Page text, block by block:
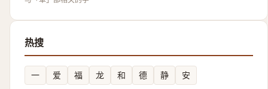
热搜
一 爱 福 龙 和 德 静 安